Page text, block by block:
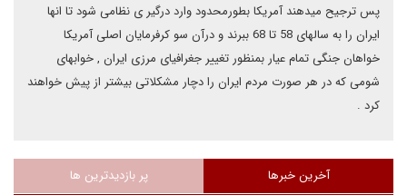
پس ترجیح میدهند آمریکا بطورمحدود وارد درگیر ی نظامی شود تا انها
ایران را به سالهای 58 تا 68 ببرند و درآن سو کرفرمایان اصلی آمریکا
خواهان جنگی تمام عیار بمنظور تغییر جغرافیای مرزی ایران , خوابهای
شومی که در هر صورت مردم ایران را دچار مشکلاتی بیشتر از پیش خواهند
کرد .
آخرین خبرها پر بازدیدترین ها